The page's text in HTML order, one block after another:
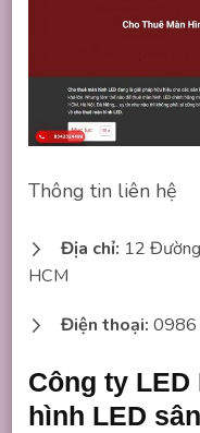
Thông tin liên hệ
Địa chỉ: 12
HCM
Điện thoại:
Công ty
hình LED